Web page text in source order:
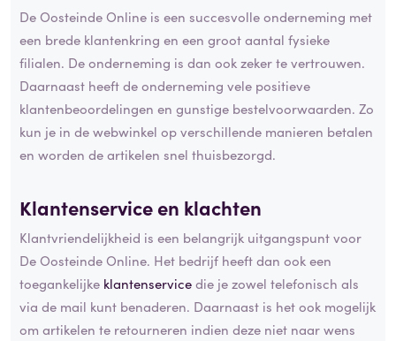
De Oosteinde Online is een succesvolle onderneming met
een brede klantenkring en een groot aantal fysieke
filialen. De onderneming is dan ook zeker te vertrouwen.
Daarnaast heeft de onderneming vele positieve
klantenbeoordelingen en gunstige bestelvoorwaarden. Zo
kun je in de webwinkel op verschillende manieren betalen
en worden de artikelen snel thuisbezorgd.
Klantenservice en klachten
Klantvriendelijkheid is een belangrijk uitgangspunt voor
De Oosteinde Online. Het bedrijf heeft dan ook een
toegankelijke klantenservicedie je zowel telefonisch als
via de mail kunt benaderen. Daarnaast is het ook mogelijk
om artikelen te retourneren indien deze niet naar wens